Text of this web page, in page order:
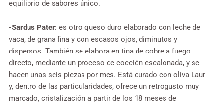
equilibrio de sabores único.
-Sardus Pater: es otro queso duro elaborado con leche de
vaca, de grana fina y con escasos ojos, diminutos y
dispersos. También se elabora en tina de cobre a fuego
directo, mediante un proceso de cocción escalonada, y se
hacen unas seis piezas por mes. Está curado con oliva Laur
y, dentro de las particularidades, ofrece un retrogusto muy
marcado, cristalización a partir de los 18 meses de